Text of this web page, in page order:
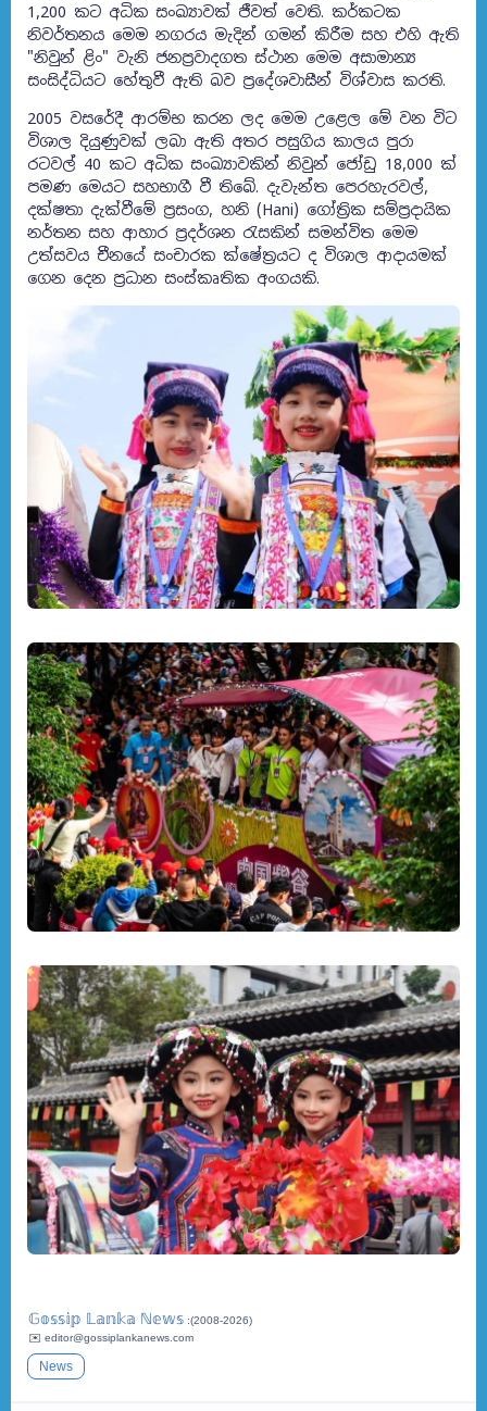
1,200 කට අධික සංඛ්‍යාවක් ජීවත් වෙති. කර්කටක
නිවර්තනය මෙම නගරය මැදින් ගමන් කිරීම සහ එහි ඇති
"නිවුන් ළිං" වැනි ජනප්‍රවාදගත ස්ථාන මෙම අසාමාන්‍ය
සංසිද්ධියට හේතුවී ඇති බව ප්‍රදේශවාසීන් විශ්වාස කරති.
2005 වසරේදී ආරම්භ කරන ලද මෙම උළෙල මේ වන විට
විශාල දියුණුවක් ලබා ඇති අතර පසුගිය කාලය පුරා
රටවල් 40 කට අධික සංඛ්‍යාවකින් නිවුන් ජෝඩු 18,000 ක්
පමණ මෙයට සහභාගී වී තිබේ. දැවැන්ත පෙරහැරවල්,
දක්ෂතා දැක්වීමේ ප්‍රසංග, හනි (Hani) ගෝත්‍රික සම්ප්‍රදායික
නර්තන සහ ආහාර ප්‍රදර්ශන රැසකින් සමන්විත මෙම
උත්සවය චීනයේ සංචාරක ක්ෂේත්‍රයට ද විශාල ආදායමක්
ගෙන දෙන ප්‍රධාන සංස්කෘතික අංගයකි.
𝔾𝕠𝕤𝕤𝕚𝕡 𝕃𝕒𝕟𝕜𝕒 ℕ𝕖𝕨𝕤 :(2008-2026)
✉️ editor@gossiplankanews.com
News